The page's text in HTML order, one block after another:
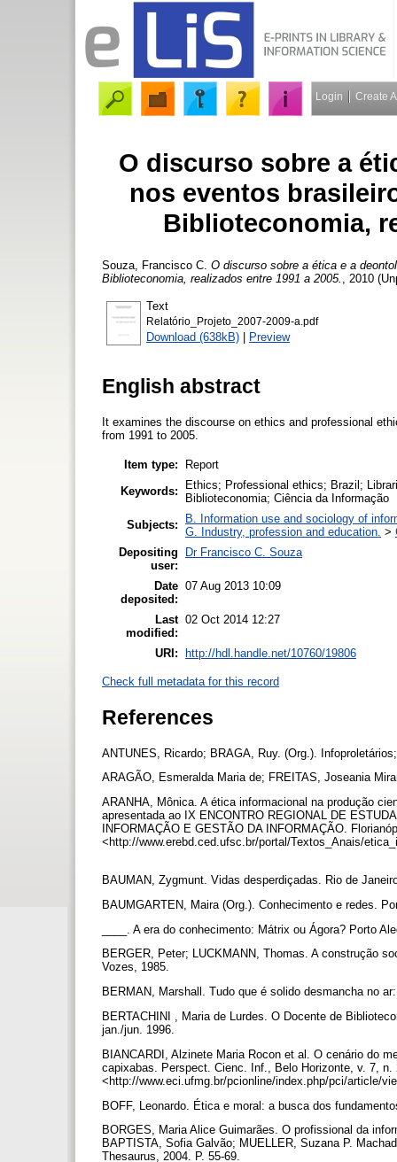
Login Create
O discurso sobre a
nos eventos
Biblioteconomia,
Souza, Francisco C. O discurso sobre a ética e a
Biblioteconomia, realizados entre 1991 a 2005.
, 2010
Text
Relatório_Projeto_2007-2009-a.pdf
Download (638kB) | Preview
English abstract
It examines the discourse on ethics and professional
from 1991 to 2005.
Item type:
Report
Keywords:
Ethics; Professional ethics; Brazil;
Biblioteconomia; Ciência da Informação
Subjects:
B. Information use and sociology of
G. Industry, profession and education. >
Depositing
user:
Dr Francisco C. Souza
Date
deposited:
07 Aug 2013 10:09
Last
modified:
02 Oct 2014 12:27
URI: http://hdl.handle.net/10760/19806
Check full metadata for this record
References
ANTUNES, Ricardo; BRAGA, Ruy. (Org.).
ARAGÃO, Esmeralda Maria de; FREITAS, Joseania
ARANHA, Mônica. A ética informacional na produção
apresentada ao IX ENCONTRO REGIONAL DE
INFORMAÇÃO E GESTÃO DA INFORMAÇÃO.
<http://www.erebd.ced.ufsc.br/portal/Textos_Anais/
BAUMAN, Zygmunt. Vidas desperdiçadas. Rio de
BAUMGARTEN, Maira (Org.). Conhecimento e redes.
____. A era do conhecimento: Mátrix ou Ágora? Porto
BERGER, Peter; LUCKMANN, Thomas. A construção
Vozes, 1985.
BERMAN, Marshall. Tudo que é solido desmancha no
BERTACHINI , Maria de Lurdes. O Docente de
jan./jun. 1996.
BIANCARDI, Alzinete Maria Rocon et al. O cenário do
capixabas. Perspect. Cienc. Inf., Belo Horizonte, v. 7,
<http://www.eci.ufmg.br/pcionline/index.php/pci/article/
BOFF, Leonardo. Ética e moral: a busca dos
BORGES, Maria Alice Guimarães. O profissional da
BAPTISTA, Sofia Galvão; MUELLER, Suzana P.
Thesaurus, 2004. P. 55-69.